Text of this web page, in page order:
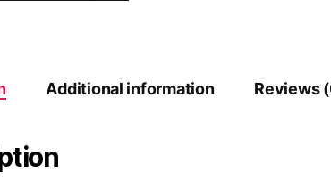
Additional information Reviews